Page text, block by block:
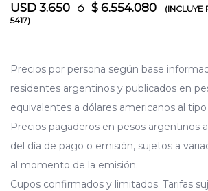
USD 3.650 Ó $ 6.554.080
(INCLUYE
5417)
Precios por persona según base
residentes argentinos y publicados en
equivalentes a dólares americanos al
Precios pagaderos en pesos argentinos
del día de pago o emisión, sujetos a
al momento de la emisión.
Cupos confirmados y limitados. Tarifas